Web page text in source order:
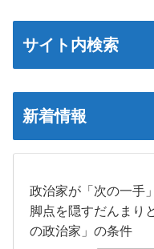
サイト内検索
新着情報
政治家が「次の一
脚点を隠すだんまり
の政治家」の条件